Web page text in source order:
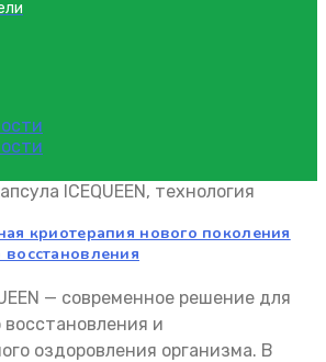
ICEQUEEN
криотерапия нового поколения
— современное решение для
восстановления и
оздоровления организма. В